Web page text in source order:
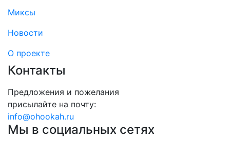
Миксы
Новости
О проекте
Контакты
Предложения и пожелания
присылайте на почту:
info@ohookah.ru
Мы в социальных сетях